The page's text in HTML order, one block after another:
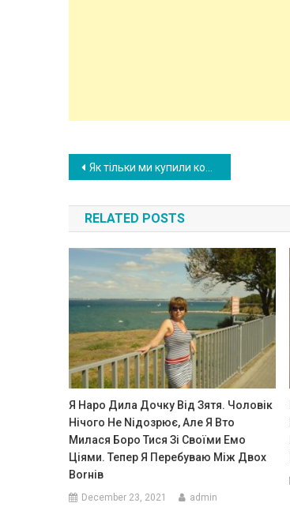
Post
navigation
Як тільки ми купили комп’ютер, то син чоловіка від першого шлюбу переїхав жити до нас. Я вже зважилася на крайні кроки
RELATED POSTS
Я Наро Дила Дочку Від Зятя. Чоловік
Нічого Не Nідозрює, Але Я Вто
Милася Боро Тися Зі Своїми Емо
Ціями. Тепер Я Перебуваю Між Двох
Воrнів
December 23, 2021 admin